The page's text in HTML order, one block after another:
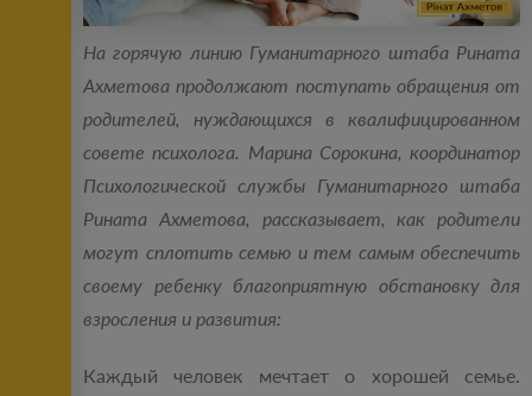
На горячую линию Гуманитарного штаба Рината
Ахметова продолжают поступать обращения от
родителей, нуждающихся в квалифицированном
совете психолога. Марина Сорокина, координатор
Психологической службы Гуманитарного штаба
Рината Ахметова, рассказывает, как родители
могут сплотить семью и тем самым обеспечить
своему ребенку благоприятную обстановку для
взросления и развития:
Каждый человек мечтает о хорошей семье.